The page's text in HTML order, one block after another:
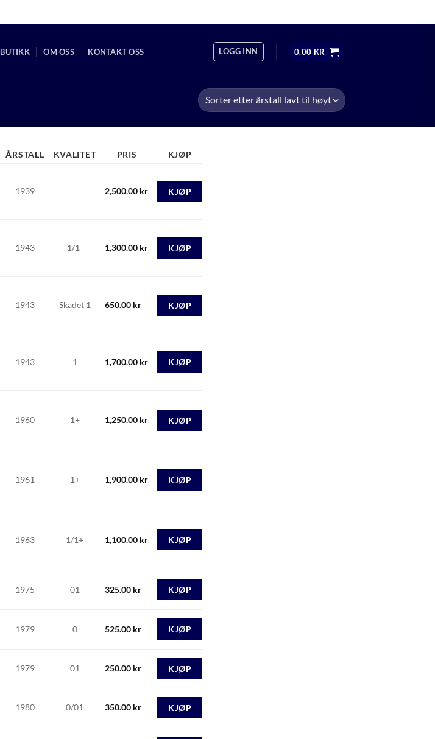
BUTIKK OM OSS KONTAKT OSS LOGG INN 0.00 KR
ÅRSTALL KVALITET PRIS KJØP
1939 2,500.00 kr KJØP
1943 1/1- 1,300.00 kr KJØP
1943 Skadet 1 650.00 kr KJØP
1943 1 1,700.00 kr KJØP
1960 1+ 1,250.00 kr KJØP
1961 1+ 1,900.00 kr KJØP
1963 1/1+ 1,100.00 kr KJØP
1975 01 325.00 kr KJØP
1979 0 525.00 kr KJØP
1979 01 250.00 kr KJØP
1980 0/01 350.00 kr KJØP